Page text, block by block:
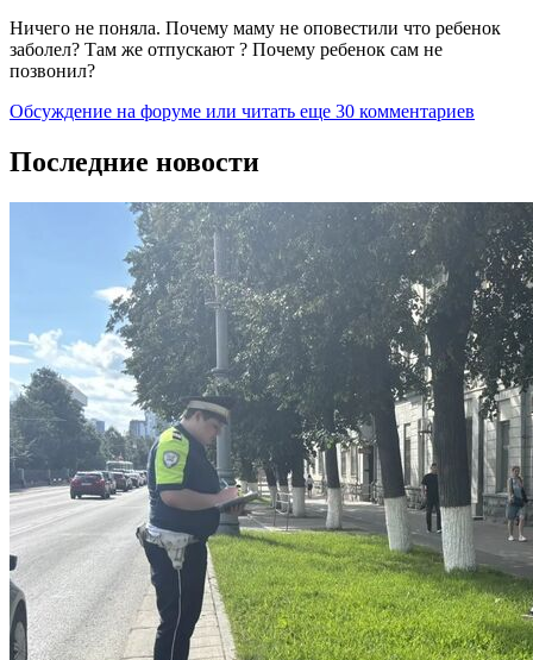
Ничего не поняла. Почему маму не оповестили что ребенок
заболел? Там же отпускают ? Почему ребенок сам не
позвонил?
Обсуждение на форуме или читать еще 30 комментариев
Последние новости